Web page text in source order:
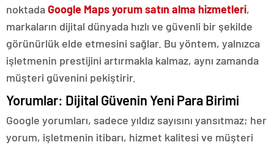
noktadaGoogle Maps yorum satın alma hizmetleri,
markaların dijital dünyada hızlı ve güvenli bir şekilde
görünürlük elde etmesini sağlar. Bu yöntem, yalnızca
işletmenin prestijini artırmakla kalmaz, aynı zamanda
müşteri güvenini pekiştirir.
Yorumlar: Dijital Güvenin Yeni Para Birimi
Google yorumları, sadece yıldız sayısını yansıtmaz; her
yorum, işletmenin itibarı, hizmet kalitesi ve müşteri